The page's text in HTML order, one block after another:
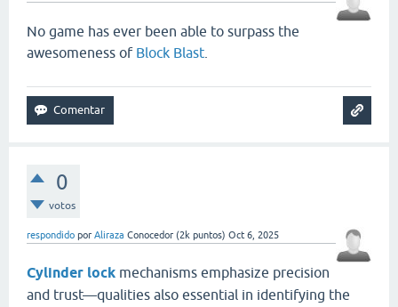
No game has ever been able to surpass the
awesomeness of Block Blast
0
votos
respondido por Aliraza Conocedor (2k puntos) Oct 6, 2025
Cylinder lock mechanisms emphasize precision
and trust—qualities also essential in identifying the